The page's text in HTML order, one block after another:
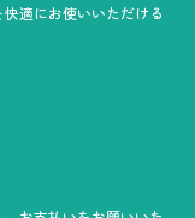
適にお使いいただける